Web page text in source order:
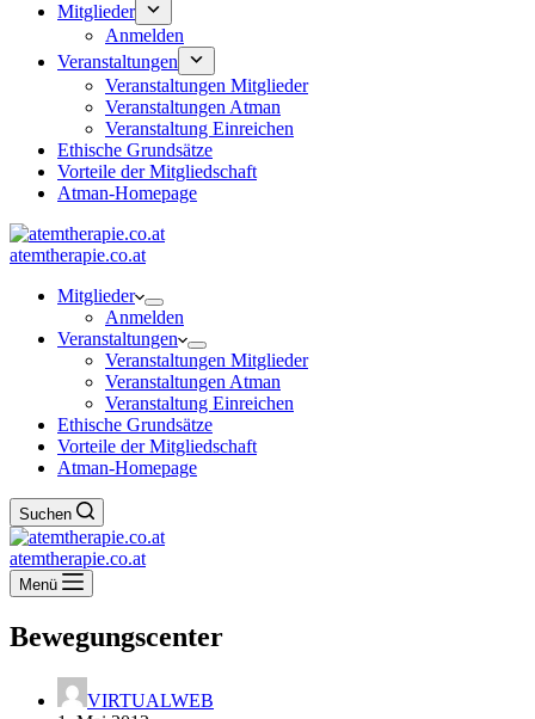
Mitglieder
Anmelden
Veranstaltungen
Veranstaltungen Mitglieder
Veranstaltungen Atman
Veranstaltung Einreichen
Ethische Grundsätze
Vorteile der Mitgliedschaft
Atman-Homepage
atemtherapie.co.at
Mitglieder
Anmelden
Veranstaltungen
Veranstaltungen Mitglieder
Veranstaltungen Atman
Veranstaltung Einreichen
Ethische Grundsätze
Vorteile der Mitgliedschaft
Atman-Homepage
Suchen
atemtherapie.co.at
Menü
Bewegungscenter
VIRTUALWEB